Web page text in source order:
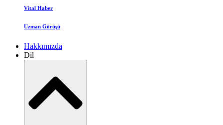
Vital Haber
Uzman Görüşü
Hakkımızda
Dil